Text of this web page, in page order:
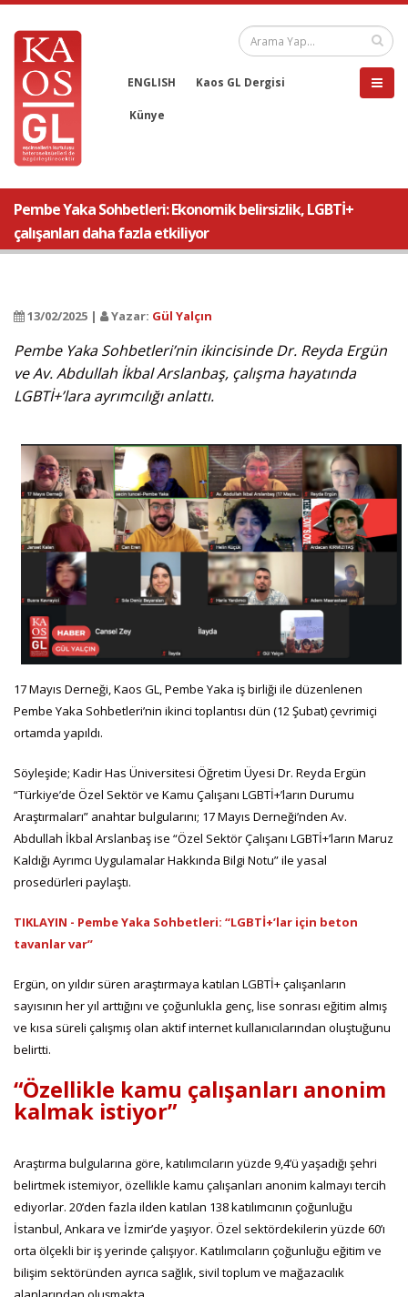
ENGLISH Kaos GL Dergisi
Künye
Pembe Yaka Sohbetleri: Ekonomik belirsizlik, LGBTİ+
çalışanları daha fazla etkiliyor
13/02/2025 | Yazar: Gül Yalçın
Pembe Yaka Sohbetleri’nin ikincisinde Dr. Reyda Ergün
ve Av. Abdullah İkbal Arslanbaş, çalışma hayatında
LGBTİ+’lara ayrımcılığı anlattı.
17 Mayıs Derneği, Kaos GL, Pembe Yaka iş birliği ile düzenlenen
Pembe Yaka Sohbetleri’nin ikinci toplantısı dün (12 Şubat) çevrimiçi
ortamda yapıldı.
Söyleşide; Kadir Has Üniversitesi Öğretim Üyesi Dr. Reyda Ergün
“Türkiye’de Özel Sektör ve Kamu Çalışanı LGBTİ+’ların Durumu
Araştırmaları” anahtar bulgularını; 17 Mayıs Derneği’nden Av.
Abdullah İkbal Arslanbaş ise “Özel Sektör Çalışanı LGBTİ+’ların Maruz
Kaldığı Ayrımcı Uygulamalar Hakkında Bilgi Notu” ile yasal
prosedürleri paylaştı.
TIKLAYIN - Pembe Yaka Sohbetleri: “LGBTİ+’lar için beton
tavanlar var”
Ergün, on yıldır süren araştırmaya katılan LGBTİ+ çalışanların
sayısının her yıl arttığını ve çoğunlukla genç, lise sonrası eğitim almış
ve kısa süreli çalışmış olan aktif internet kullanıcılarından oluştuğunu
belirtti.
“Özellikle kamu çalışanları anonim
kalmak istiyor”
Araştırma bulgularına göre, katılımcıların yüzde 9,4’ü yaşadığı şehri
belirtmek istemiyor, özellikle kamu çalışanları anonim kalmayı tercih
ediyorlar. 20’den fazla ilden katılan 138 katılımcının çoğunluğu
İstanbul, Ankara ve İzmir’de yaşıyor. Özel sektördekilerin yüzde 60’ı
orta ölçekli bir iş yerinde çalışıyor. Katılımcıların çoğunluğu eğitim ve
bilişim sektöründen ayrıca sağlık, sivil toplum ve mağazacılık